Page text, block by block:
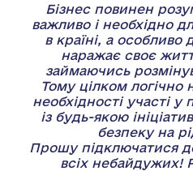
Бізнес повинен
важливо і необхідно
в країні, а
наражає своє
займаючись
Тому цілком логічно
необхідності участі у
із будь-якою
безпеку на
Прошу підключатися
всіх небайдужих!